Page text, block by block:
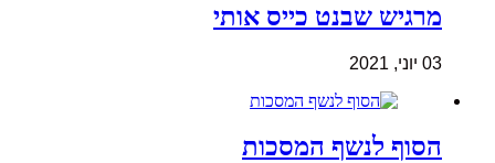
מרגיש שבנט כייס אותי
03 יוני, 2021
הסוף לנשף המסכות